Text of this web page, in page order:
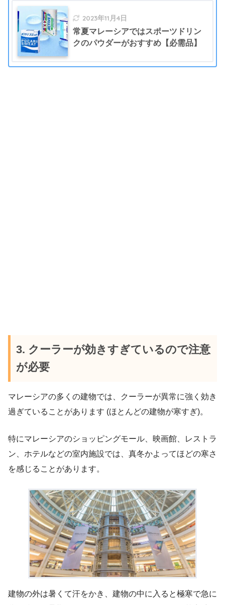
2023年11月4日
常夏マレーシアではスポーツドリン
クのパウダーがおすすめ【必需品】
3. クーラーが効きすぎているので注意
が必要
マレーシアの多くの建物では、クーラーが異常に強く効き
過ぎていることがあります (ほとんどの建物が寒すぎ)。
特にマレーシアのショッピングモール、映画館、レストラ
ン、ホテルなどの室内施設では、真冬かよってほどの寒さ
を感じることがあります。
建物の外は暑くて汗をかき、建物の中に入ると極寒で急に